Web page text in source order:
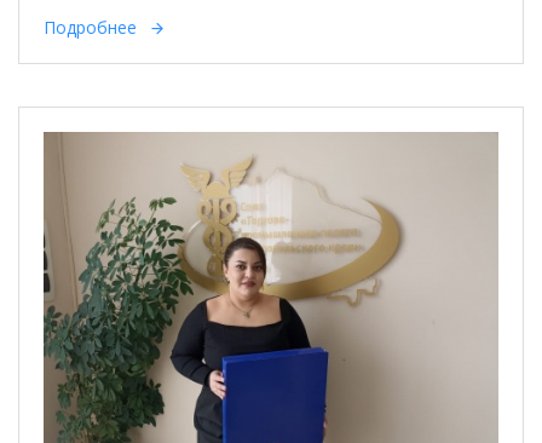
Подробнее